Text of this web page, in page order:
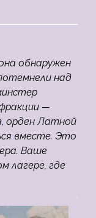
обнаружен
над
—
орден Латной
вместе. Это
Ваше
лагере, где